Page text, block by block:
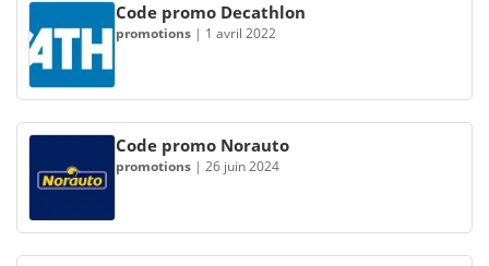
Code promo Decathlon
promotions | 1 avril 2022
Code promo Norauto
promotions | 26 juin 2024